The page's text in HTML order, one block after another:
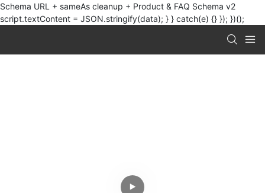
Schema URL + sameAs cleanup + Product & FAQ Schema v2
script.textContent = JSON.stringify(data); } } catch(e) {} }); })();